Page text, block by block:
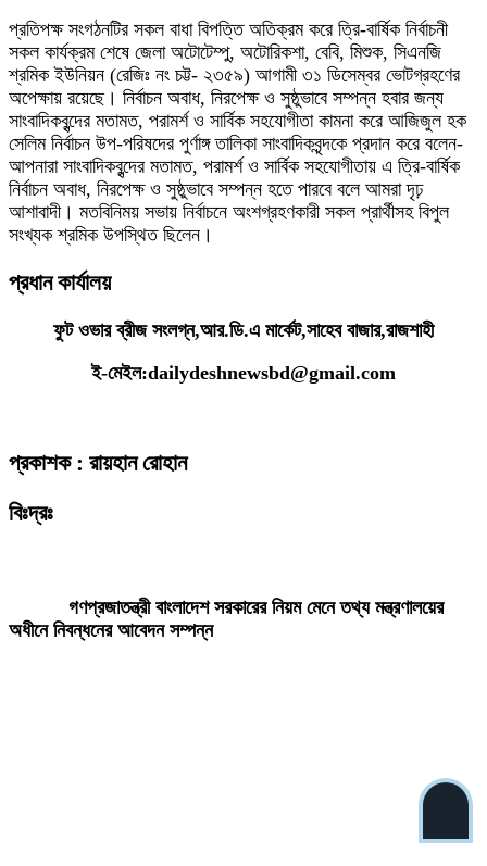
প্রতিপক্ষ সংগঠনটির সকল বাধা বিপত্তি অতিক্রম করে ত্রি-বার্ষিক নির্বাচনী
সকল কার্যক্রম শেষে জেলা অটোটেম্পু, অটোরিকশা, বেবি, মিশুক, সিএনজি
শ্রমিক ইউনিয়ন (রেজিঃ নং চট্ট- ২৩৫৯) আগামী ৩১ ডিসেম্বর ভোটগ্রহণের
অপেক্ষায় রয়েছে। নির্বাচন অবাধ, নিরপেক্ষ ও সুষ্ঠুভাবে সম্পন্ন হবার জন্য
সাংবাদিকবৃন্দের মতামত, পরামর্শ ও সার্বিক সহযোগীতা কামনা করে আজিজুল হক
সেলিম নির্বাচন উপ-পরিষদের পুর্ণাঙ্গ তালিকা সাংবাদিকবৃন্দকে প্রদান করে বলেন-
আপনারা সাংবাদিকবৃন্দের মতামত, পরামর্শ ও সার্বিক সহযোগীতায় এ ত্রি-বার্ষিক
নির্বাচন অবাধ, নিরপেক্ষ ও সুষ্ঠুভাবে সম্পন্ন হতে পারবে বলে আমরা দৃঢ়
আশাবাদী। মতবিনিময় সভায় নির্বাচনে অংশগ্রহণকারী সকল প্রার্থীসহ বিপুল
সংখ্যক শ্রমিক উপস্থিত ছিলেন।
প্রধান কার্যালয়
ফুট ওভার ব্রীজ সংলগ্ন,আর.ডি.এ মার্কেট,সাহেব বাজার,রাজশাহী
ই-মেইল:dailydeshnewsbd@gmail.com
প্রকাশক : রায়হান রোহান
বিঃদ্রঃ
গণপ্রজাতন্ত্রী বাংলাদেশ সরকারের নিয়ম মেনে তথ্য মন্ত্রণালয়ের
অধীনে নিবন্ধনের আবেদন সম্পন্ন